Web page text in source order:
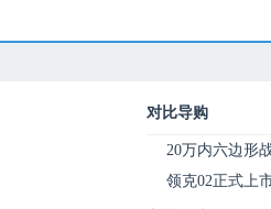
对比导购
20万内六边形
领克02正式上